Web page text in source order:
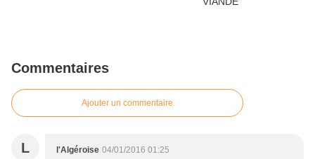
Commentaires
Ajouter un commentaire
L l'Algéroise 04/01/2016 01:25